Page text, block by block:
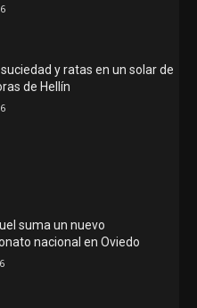
y ratas en un solar de
de Hellín
suma un nuevo
nacional en Oviedo